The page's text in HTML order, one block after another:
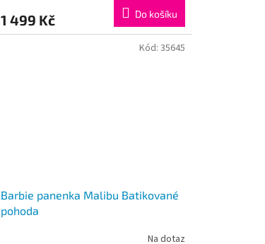
1 499 Kč Do košíku
Barbie panenka Malibu Batikované
pohoda
Na dotaz
Kód: 35645